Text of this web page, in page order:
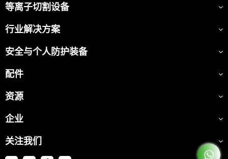
等离子切割设备
行业解决方案
安全与个人防护装备
配件
资源
企业
关注我们